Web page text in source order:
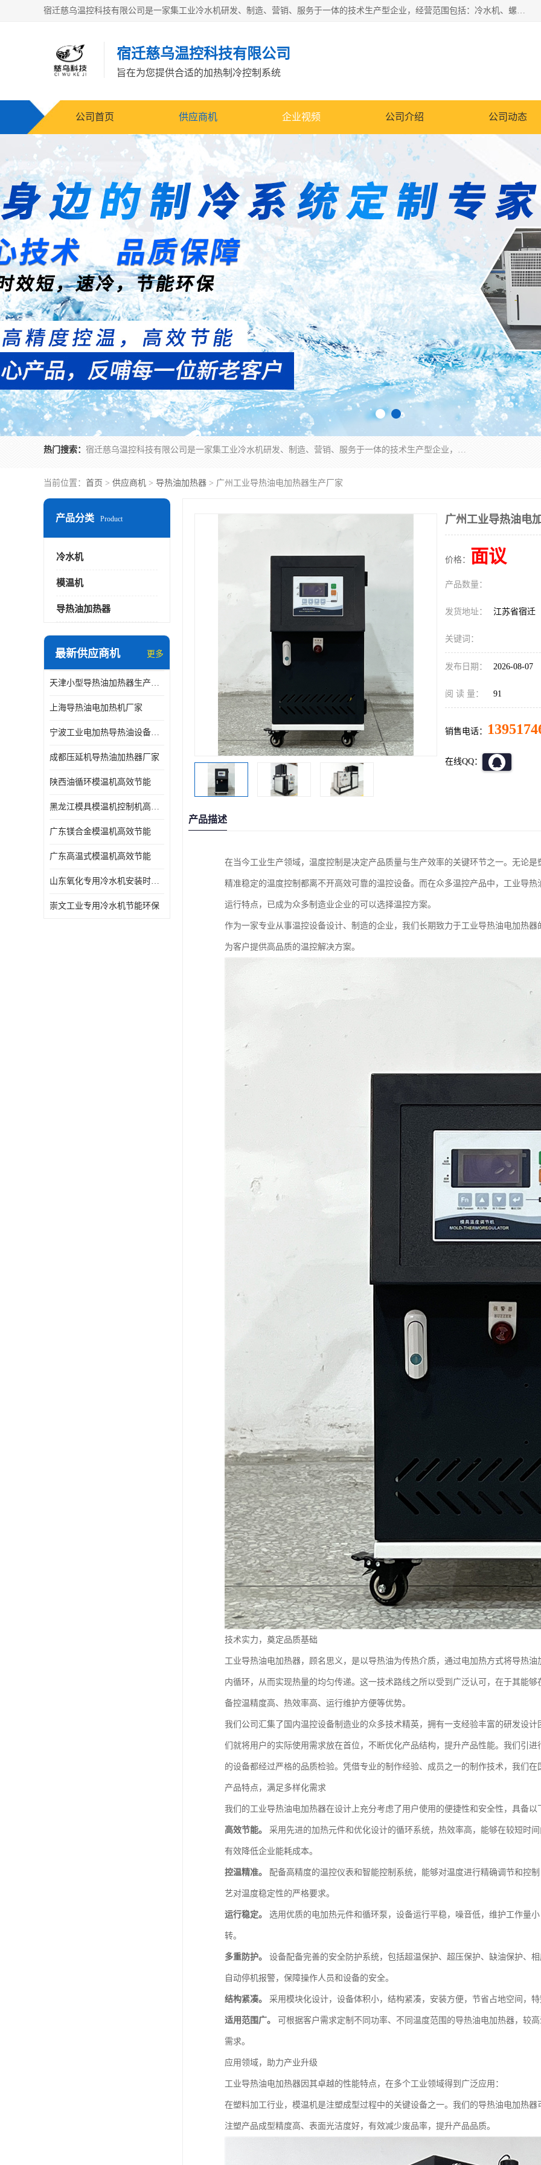
宿迁慈乌温控科技有限公司是一家集工业冷水机研发、制造、营销、服务于一体的技术生产型企业，经营范围包括：冷水机、螺杆式冷水机组、工业冷水机、水冷式冷水机、风冷式冷水机组、风冷螺杆式冷冻机组、冷冻机、注塑专用冷水机、混泥土专用冷水机、低温防爆冷水机组等。专业温控设备供应商 模温机/冷水机/导热油炉定制服务等
宿迁慈乌温控科技有限公司
旨在为您提供合适的加热制冷控制系统
公司首页 供应商机 企业视频 公司介绍 公司动态
热门搜索： 宿迁慈乌温控科技有限公司是一家集工业冷水机研发、制造、营销、服务于一体的技术生产型企业，经营范围包括：冷水机、螺杆式冷水机组、工业冷水机、水冷式冷水机、风冷式冷水机组、风冷螺杆式冷冻机组、冷冻机、注塑专用冷水机、混泥土专用冷水机、低温防爆冷水机组等。专业温控设备供应商 模温机/冷水机/导热油炉定制服务等
当前位置： 首页 > 供应商机 > 导热油加热器 > 广州工业导热油电加热器生产厂家
产品分类 Product
冷水机
模温机
导热油加热器
最新供应商机 更多
天津小型导热油加热器生产厂家
上海导热油电加热机厂家
宁波工业电加热导热油设备生产厂家
成都压延机导热油加热器厂家
陕西油循环模温机高效节能
黑龙江模具模温机控制机高效节能
广东镁合金模温机高效节能
广东高温式模温机高效节能
山东氧化专用冷水机安装时效短速冷
崇文工业专用冷水机节能环保
广州工业导热油电
价格： 面议
产品数量：
发货地址： 江苏省宿迁
关键词：
发布日期： 2026-08-07
阅 读 量： 91
销售电话：
在线QQ：
产品描述
在当今工业生产领域，温度控制是决定产品质量与生产效率的关键环节之一。无论
精准稳定的温度控制都离不开高效可靠的温控设备。而在众多温控产品中，工业导
运行特点，已成为众多制造业企业的可以选择温控方案。
作为一家专业从事温控设备设计、制造的企业，我们长期致力于工业导热油电加热
为客户提供高品质的温控解决方案。
技术实力，奠定品质基础
工业导热油电加热器，顾名思义，是以导热油为传热介质，通过电加热方式将导热
内循环，从而实现热量的均匀传递。这一技术路线之所以受到广泛认可，在于其能
备控温精度高、热效率高、运行维护方便等优势。
我们公司汇集了国内温控设备制造业的众多技术精英，拥有一支经验丰富的研发设
们就将用户的实际使用需求放在首位，不断优化产品结构，提升产品性能。我们引
的设备都经过严格的品质检验。凭借专业的制作经验、成员之一的制作技术，我们
产品特点，满足多样化需求
我们的工业导热油电加热器在设计上充分考虑了用户使用的便捷性和安全性，具备以
高效节能。 采用先进的加热元件和优化设计的循环系统，热效率高，能够在较短时
有效降低企业能耗成本。
控温精准。 配备高精度的温控仪表和智能控制系统，能够对温度进行精确调节和控
艺对温度稳定性的严格要求。
运行稳定。 选用优质的电加热元件和循环泵，设备运行平稳，噪音低，维护工作量
转。
多重防护。 设备配备完善的安全防护系统，包括超温保护、超压保护、缺油保护、
自动停机报警，保障操作人员和设备的安全。
结构紧凑。 采用模块化设计，设备体积小，结构紧凑，安装方便，节省占地空间，
适用范围广。 可根据客户需求定制不同功率、不同温度范围的导热油电加热器，较
需求。
应用领域，助力产业升级
工业导热油电加热器因其卓越的性能特点，在多个工业领域得到广泛应用：
在塑料加工行业，模温机是注塑成型过程中的关键设备之一。我们的导热油电加热
注塑产品成型精度高、表面光洁度好，有效减少废品率，提升产品品质。